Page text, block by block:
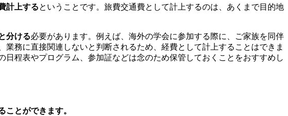
計上するということです。旅費交通費として計上するのは、あくまで目的地
分ける必要があります。例えば、海外の学会に参加する際に、ご家族を同伴
務に直接関連しないと判断されるため、経費として計上することはできま
程表やプログラム、参加証などは念のため保管しておくことをおすすめし
ことができます。